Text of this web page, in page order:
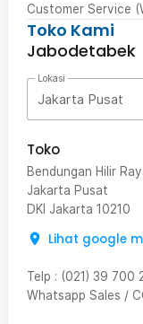
Customer Service
Toko Kami
Jabodetabek
Lokasi
Jakarta Pusat
Toko
Bendungan Hilir
Jakarta Pusat
DKI Jakarta 10210
Lihat google
Telp : (021) 39 700
Whatsapp Sales /